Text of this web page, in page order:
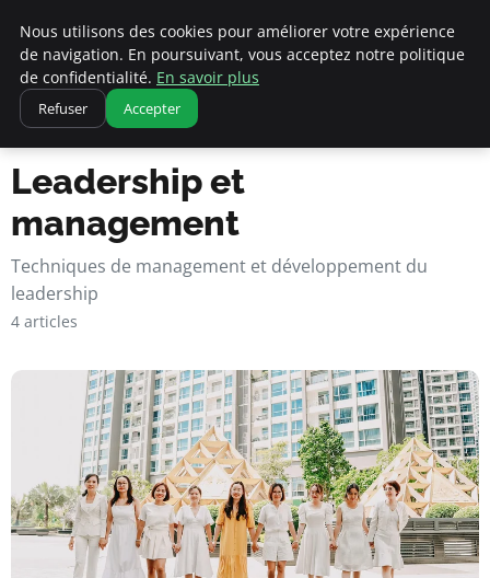
pearachutekids
Business Insights for French Entrepreneurs
Accueil Leadership et management
Leadership et
management
Techniques de management et développement du
leadership
4 articles
Nous utilisons des cookies pour améliorer votre expérience
de navigation. En poursuivant, vous acceptez notre politique
de confidentialité. En savoir plus
Refuser Accepter